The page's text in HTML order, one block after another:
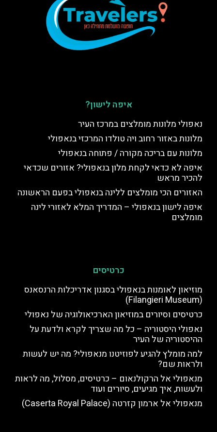
איפה לישון?
נאפולי מלונות מומלצים במרכז העיר
מלונות באזור רחוב ויה טולדו המרכזי בנאפולי
מלונות עם בריכה מקורה / פתוחה בנאפולי
איפה לא כדאי לקחת מלון בנאפולי? אזורים שכדאי
להכיר מראש
האזורים הכי מומלצים ללינה בנאפולי בפעם הראשונה
איפה לישון בנאפולי – המדריך המלא לאזורי לינה
מומלצים
כרטיסים
מוזיאון לאומנות בנאפולי בסגנון אדריכלות הרנסאנס
(Filangieri Museum)
כרטיסים וסיורים במוזיאון הארכיאולוגיה של נאפולי
נאפולי היסטוריה – כל מה שצריך לקרא ולדעת על
ההיסטוריה של העיר
למה מומלץ להגיע לפוזיטנו מנאפולי? מה יש לעשות
ולראות שם?
מנאפולי אל הרקולנאום – כרטיסים, מסלול, מה לראות
ולעשות, איך מגיעים, סיורים ועוד
מנאפולי אל ארמון קזרטה (Caserta Royal Palace)